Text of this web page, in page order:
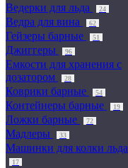
Ведерки для льда 24
Ведра для вина 62
Гейзеры барные 51
Джиггеры 96
Емкости для хранения с
дозатором
28
Коврики барные 54
Контейнеры барные 19
Ложки барные 72
Мадлеры 33
Машинки для колки льда
17